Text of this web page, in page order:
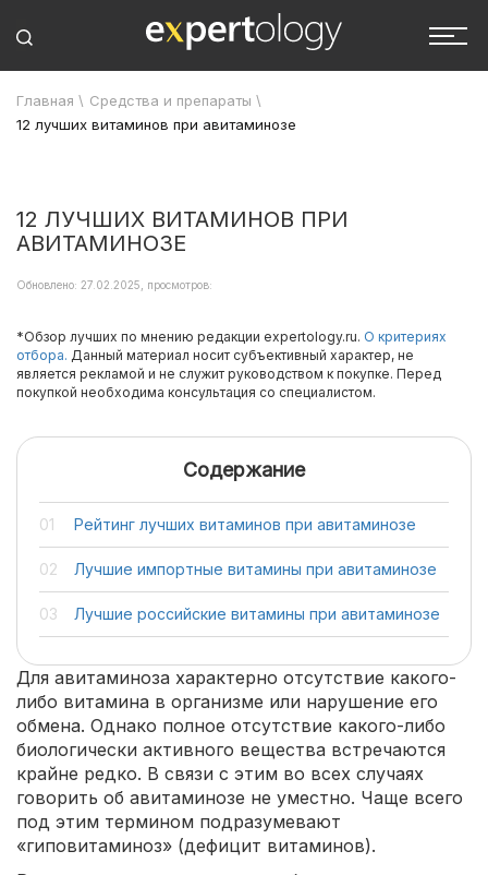
Главная \ Средства и препараты \
12 лучших витаминов при авитаминозе
12 ЛУЧШИХ ВИТАМИНОВ ПРИ
АВИТАМИНОЗЕ
Обновлено: 27.02.2025, просмотров:
*Обзор лучших по мнению редакции expertology.ru. О критериях
отбора. Данный материал носит субъективный характер, не
является рекламой и не служит руководством к покупке. Перед
покупкой необходима консультация со специалистом.
Содержание
Рейтинг лучших витаминов при авитаминозе
Лучшие импортные витамины при авитаминозе
Лучшие российские витамины при авитаминозе
Для авитаминоза характерно отсутствие какого-
либо витамина в организме или нарушение его
обмена. Однако полное отсутствие какого-либо
биологически активного вещества встречаются
крайне редко. В связи с этим во всех случаях
говорить об авитаминозе не уместно. Чаще всего
под этим термином подразумевают
«гиповитаминоз» (дефицит витаминов).